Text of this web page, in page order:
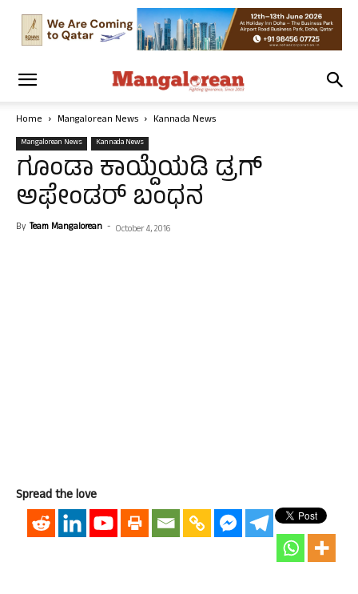
Home Mangalorean News Kannada News
Mangalorean News Kannada News
ಗೂಂಡಾ ಕಾಯ್ದೆಯಡಿ ಡ್ರಗ್
ಅಫೇಂಡರ್ ಬಂಧನ
By Team Mangalorean - October 4, 2016
Spread the love